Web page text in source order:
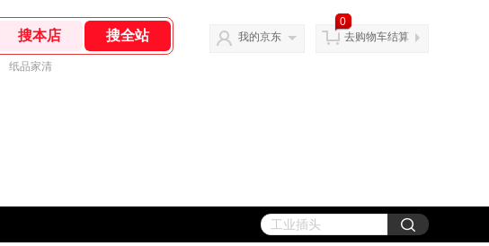
纸品家清
我的京东
0
去购物车结算